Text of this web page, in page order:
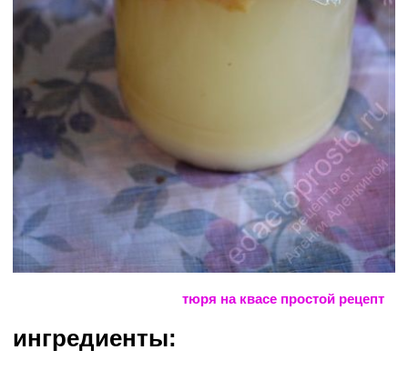
тюря на квасе простой рецепт
ингредиенты: